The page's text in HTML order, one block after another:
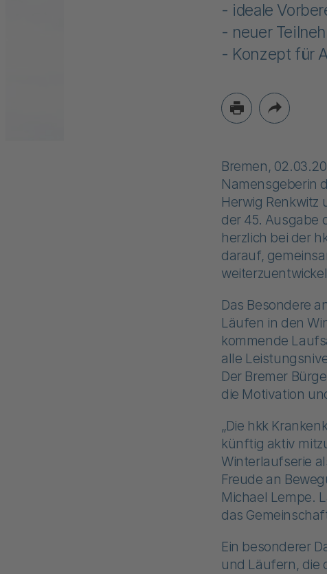
- ideale
- neuer
- Konzept für
Bremen,
Namensgeberin
Herwig Renkwitz
der 45. Ausgabe
herzlich bei der
darauf,
Das Besondere
Läufen in den
kommende
alle
Der Bremer
die Motivation
„Die hkk
künftig aktiv
Winterlaufserie
Freude an
Michael Lempe.
das
Ein besonderer
und Läufern, die